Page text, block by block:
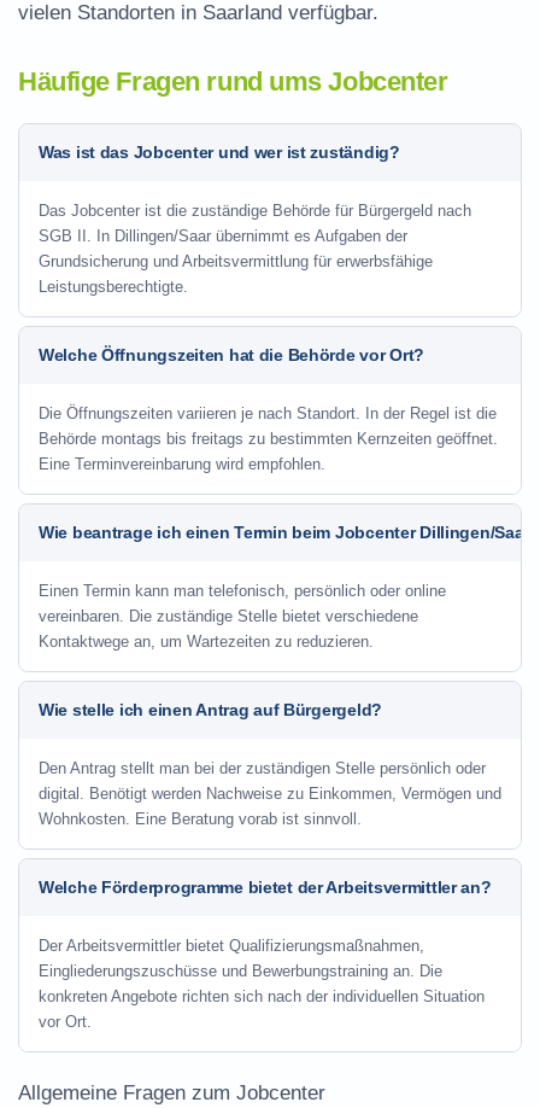
vielen Standorten in Saarland verfügbar.
Häufige Fragen rund ums Jobcenter
Was ist das Jobcenter und wer ist zuständig?
Das Jobcenter ist die zuständige Behörde für Bürgergeld nach
SGB II. In Dillingen/Saar übernimmt es Aufgaben der
Grundsicherung und Arbeitsvermittlung für erwerbsfähige
Leistungsberechtigte.
Welche Öffnungszeiten hat die Behörde vor Ort?
Die Öffnungszeiten variieren je nach Standort. In der Regel ist die
Behörde montags bis freitags zu bestimmten Kernzeiten geöffnet.
Eine Terminvereinbarung wird empfohlen.
Wie beantrage ich einen Termin beim Jobcenter Dillingen/Saar?
Einen Termin kann man telefonisch, persönlich oder online
vereinbaren. Die zuständige Stelle bietet verschiedene
Kontaktwege an, um Wartezeiten zu reduzieren.
Wie stelle ich einen Antrag auf Bürgergeld?
Den Antrag stellt man bei der zuständigen Stelle persönlich oder
digital. Benötigt werden Nachweise zu Einkommen, Vermögen und
Wohnkosten. Eine Beratung vorab ist sinnvoll.
Welche Förderprogramme bietet der Arbeitsvermittler an?
Der Arbeitsvermittler bietet Qualifizierungsmaßnahmen,
Eingliederungszuschüsse und Bewerbungstraining an. Die
konkreten Angebote richten sich nach der individuellen Situation
vor Ort.
Allgemeine Fragen zum Jobcenter